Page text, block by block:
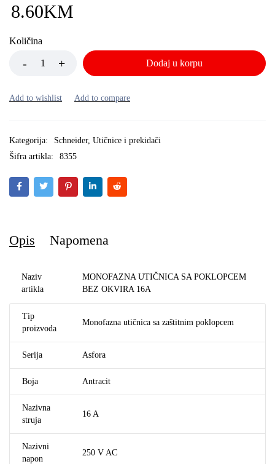
8.60KM
Količina
Dodaj u korpu
Kategorija: Schneider, Utičnice i prekidači
Šifra artikla:
8355
Opis Napomena
Naziv
artikla
MONOFAZNA UTIČNICA SA POKLOPCEM
BEZ OKVIRA 16A
Tip
proizvoda
Monofazna utičnica sa zaštitnim poklopcem
Serija Asfora
Boja Antracit
Nazivna
struja
16 A
Nazivni
napon
250 V AC